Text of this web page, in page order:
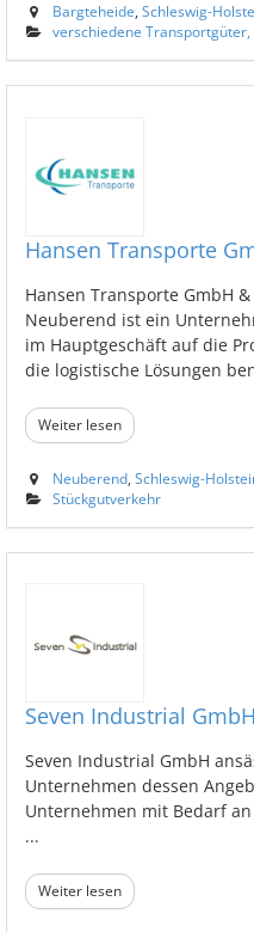
Bargteheide, Schleswig-
verschiedene
Hansen Transporte
Hansen Transporte GmbH
Neuberend ist ein
im Hauptgeschäft auf die
die logistische Lösungen
Weiter lesen
Neuberend Schleswig-
Stückgutverkehr
Seven Industrial GmbH
Seven Industrial GmbH
Unternehmen dessen
Unternehmen mit Bedarf
...
Weiter lesen